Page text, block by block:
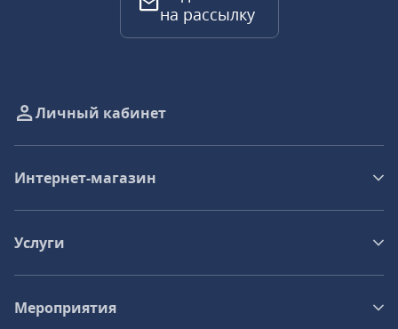
на рассылку
Личный кабинет
Интернет-магазин
Услуги
Мероприятия